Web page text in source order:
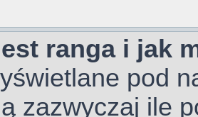
ranga i jak
pod
zazwyczaj ile